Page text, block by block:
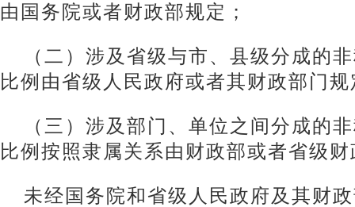
由国务院或者财政部规定；
（二）涉及省级与市、县级分成的
比例由省级人民政府或者其财政部门
（三）涉及部门、单位之间分成的
比例按照隶属关系由财政部或者省级
未经国务院和省级人民政府及其财